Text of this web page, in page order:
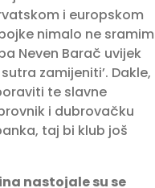
i europskom
nimalo ne sramim
Neven Barač uvijek
zamijeniti’. Dakle,
te slavne
i dubrovačku
taj bi klub još
nastojale su se